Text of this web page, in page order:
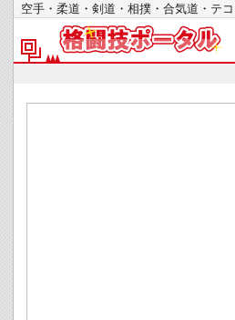
空手・柔道・剣道・相撲・合気道・